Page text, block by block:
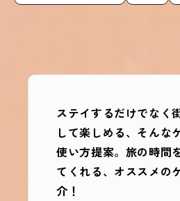
ステイするだけでなく
して楽しめる、そんな
使い方提案。旅の時間
てくれる、オススメの
介！